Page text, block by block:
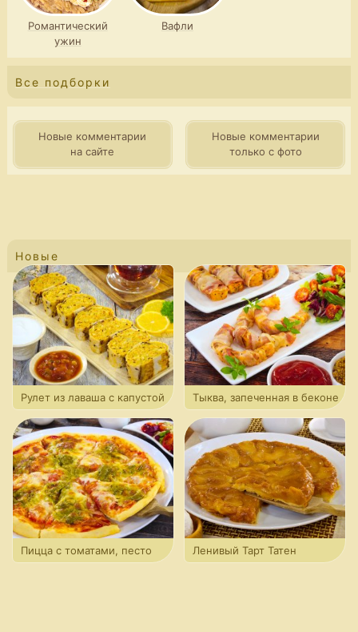
Романтический
ужин
Вафли
Все подборки
Новые комментарии
на сайте
Новые комментарии
только с фото
Новые
Рулет из лаваша с капустой Тыква, запеченная в беконе
Пицца с томатами, песто
Ленивый Тарт Татен